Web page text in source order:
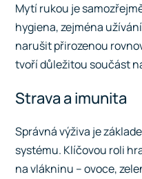
Mytí rukou je
hygiena, zejména
narušit přirozenou
tvoří důležitou součást
Strava a imunita
Správná výživa je
systému. Klíčovou roli
na vlákninu – ovoce,